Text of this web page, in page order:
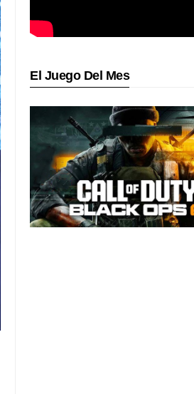
El Juego Del Mes